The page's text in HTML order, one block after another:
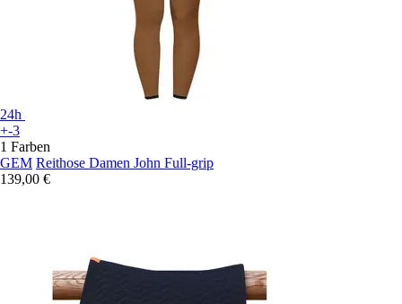
24h
+-3
1 Farben
GEM Reithose Damen John Full-grip
139,00 €